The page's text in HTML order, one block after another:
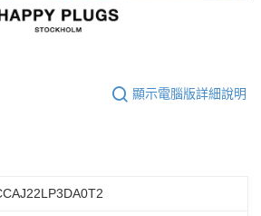
顯示電腦版詳細說明